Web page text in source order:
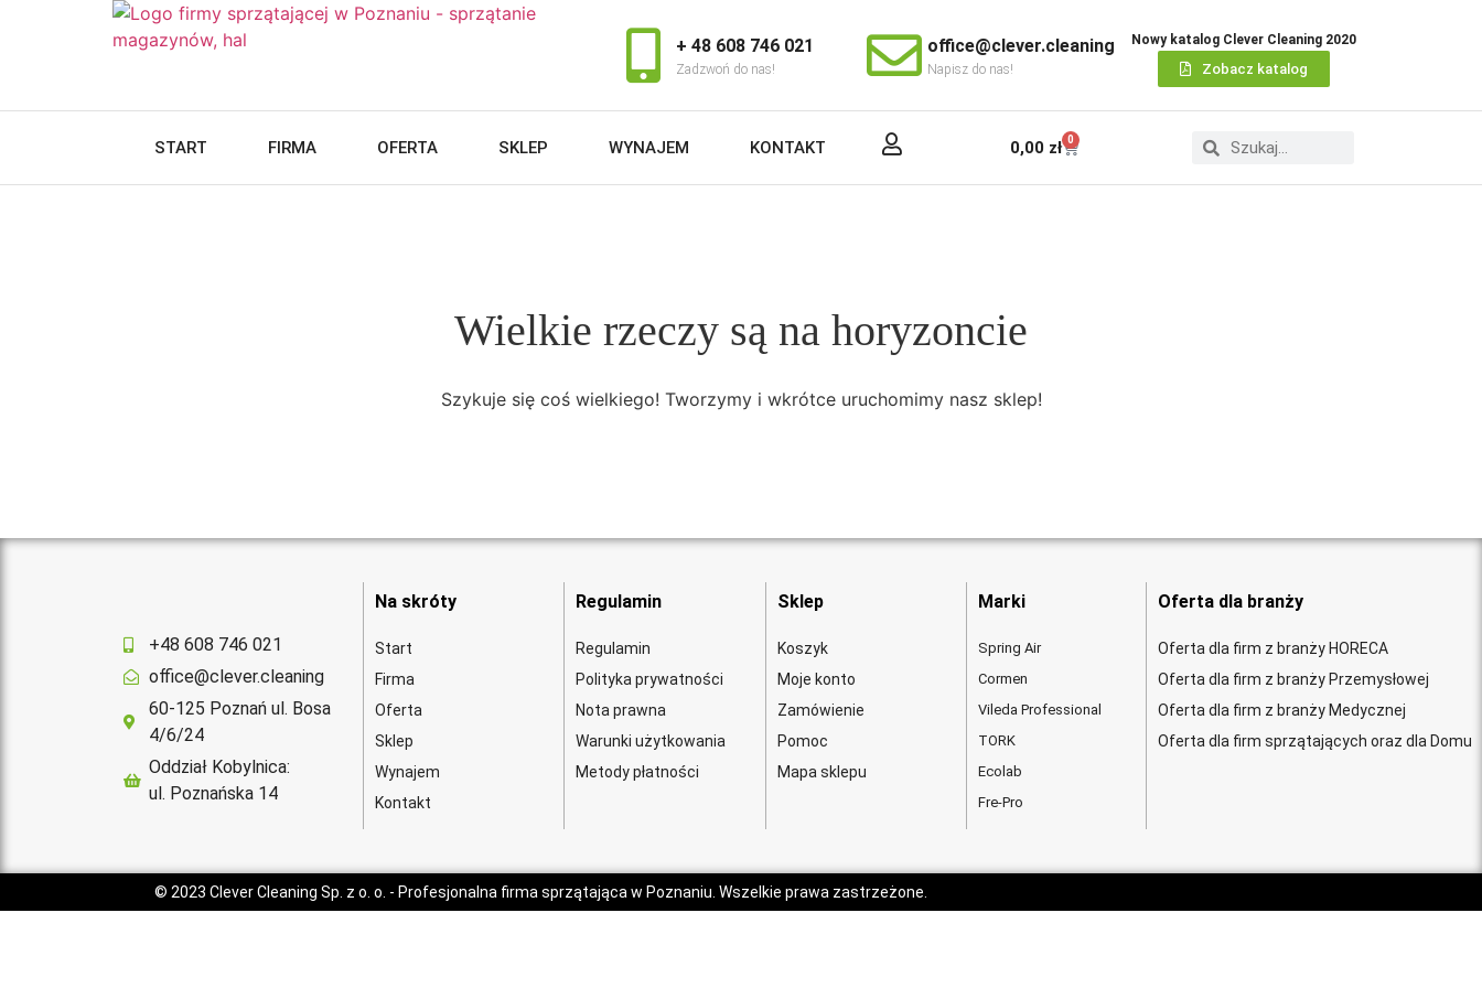
+ 48 608 746 021
Zadzwoń do nas!
office@clever.cleaning
Napisz do nas!
Nowy katalog Clever Cleaning 2020
Zobacz katalog
START FIRMA OFERTA SKLEP WYNAJEM KONTAKT 0,00 zł 0
Wielkie rzeczy są na horyzoncie
Szykuje się coś wielkiego! Tworzymy i wkrótce uruchomimy nasz sklep!
+48 608 746 021
office@clever.cleaning
60-125 Poznań ul. Bosa
4/6/24
Oddział Kobylnica:
ul. Poznańska 14
Na skróty
Start
Firma
Oferta
Sklep
Wynajem
Kontakt
Regulamin
Regulamin
Polityka prywatności
Nota prawna
Warunki użytkowania
Metody płatności
Sklep
Koszyk
Moje konto
Zamówienie
Pomoc
Mapa sklepu
Marki
Spring Air
Cormen
Vileda Professional
TORK
Ecolab
Fre-Pro
Oferta dla branży
Oferta dla firm z branży HORECA
Oferta dla firm z branży Przemysłowej
Oferta dla firm z branży Medycznej
Oferta dla firm sprzątających oraz dla Domu
© 2023 Clever Cleaning Sp. z o. o. - Profesjonalna firma sprzątająca w Poznaniu. Wszelkie prawa zastrzeżone.